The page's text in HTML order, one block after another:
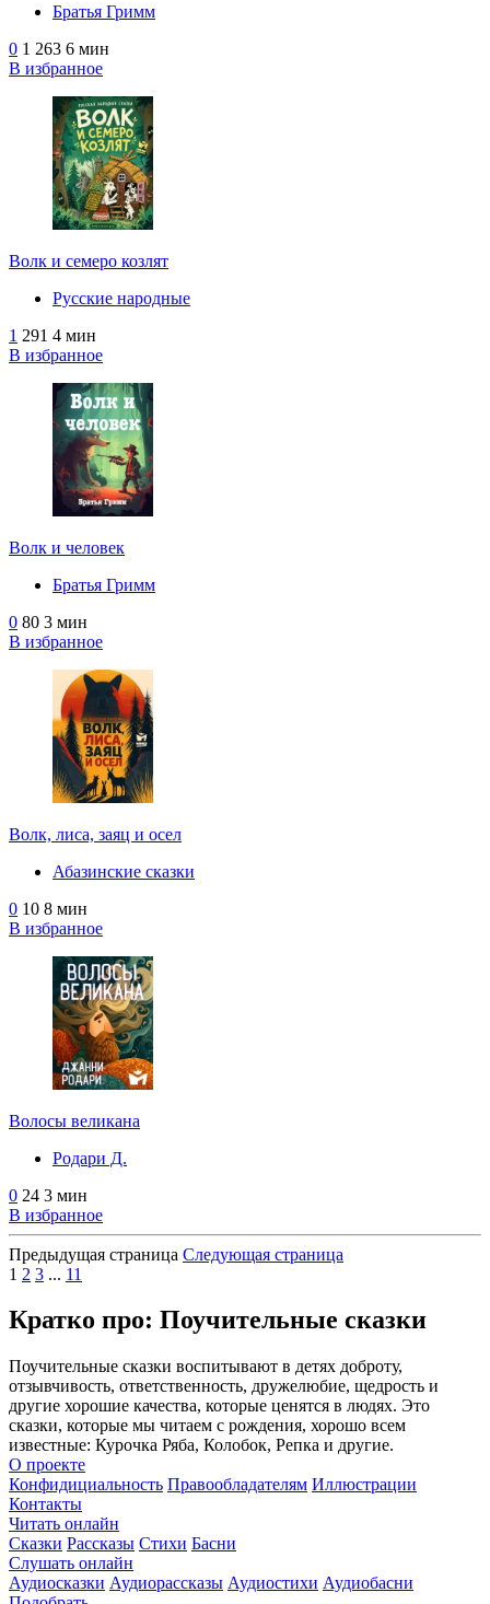
Братья Гримм
0 1 263 6 мин
В избранное
Волк и семеро козлят
Русские народные
1 291 4 мин
В избранное
Волк и человек
Братья Гримм
0 80 3 мин
В избранное
Волк, лиса, заяц и осел
Абазинские сказки
0 10 8 мин
В избранное
Волосы великана
Родари Д.
0 24 3 мин
В избранное
Предыдущая страница Следующая страница
1 2 3 ... 11
Кратко про: Поучительные сказки
Поучительные сказки воспитывают в детях доброту,
отзывчивость, ответственность, дружелюбие, щедрость и
другие хорошие качества, которые ценятся в людях. Это
сказки, которые мы читаем с рождения, хорошо всем
известные: Курочка Ряба, Колобок, Репка и другие.
О проекте
Конфидициальность Правообладателям Иллюстрации
Контакты
Читать онлайн
Сказки Рассказы Стихи Басни
Слушать онлайн
Аудиосказки Аудиорассказы Аудиостихи Аудиобасни